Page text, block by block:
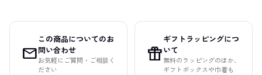
mail
この商品についてのお
問い合わせ
お気軽にご質問・ご相談く
ださい
featured_seasonal_and_gifts
ギフトラッピングにつ
いて
無料のラッピングのほか、
ギフトボックスや巾着も